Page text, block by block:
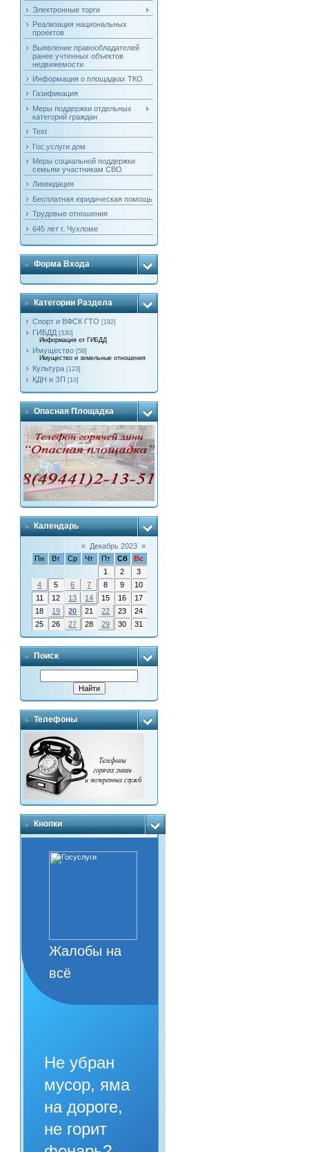
Электронные торги
Реализация национальных
проектов
Выявление правообладателей
ранее учтенных объектов
недвижемости
Информация о площадках ТКО
Газификация
Меры поддержки отдельных
категорий граждан
Test
Гос.услуги дом
Меры социальной поддержки
семьям участникам СВО
Ликвидация
Бесплатная юридическая помощь
Трудовые отношения
645 лет г. Чухломе
Форма Входа
Категории Раздела
Спорт и ВФСК ГТО [192]
ГИБДД [330]
Информация от ГИБДД
Имущество [58]
Имущество и земельные отношения
Культура [123]
КДН и ЗП [10]
Опасная Площадка
Календарь
« Декабрь 2023 »
Пн
Вт Ср Чт Пт Сб
Вс
1
2
3
4
5 6 7 8 9
10
11
12 13 14 15 16
17
18
19 20 21 22 23
24
25
26 27 28 29 30 31
Поиск
Телефоны
Кнопки
Жалобы на
всё
Не убран
мусор, яма
на дороге,
не горит